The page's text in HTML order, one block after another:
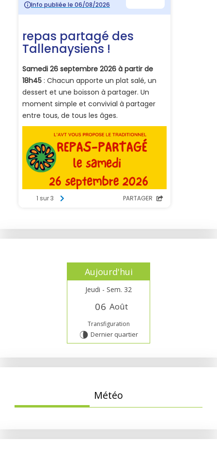
Aujourd'hui
Jeudi - Sem. 32
06 Août
Transfiguration
U Dernier quartier
Météo